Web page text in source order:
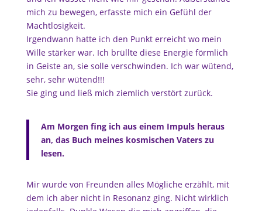
mich zu bewegen, erfasste mich ein Gefühl der
Machtlosigkeit.
Irgendwann hatte ich den Punkt erreicht wo mein
Wille stärker war. Ich brüllte diese Energie förmlich
in Geiste an, sie solle verschwinden. Ich war wütend,
sehr, sehr wütend!!!
Sie ging und ließ mich ziemlich verstört zurück.
Am Morgen fing ich aus einem Impuls heraus
an, das Buch meines kosmischen Vaters zu
lesen.
Mir wurde von Freunden alles Mögliche erzählt, mit
dem ich aber nicht in Resonanz ging. Nicht wirklich